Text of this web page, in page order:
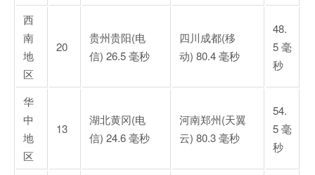
西
南
地
区
20
贵州贵阳(电
信) 26.5 毫秒
四川成都(移
动) 80.4 毫秒
48.
5 毫
秒
华
中
地
区
13
湖北黄冈(电
信) 24.6 毫秒
河南郑州(天翼
云) 80.3 毫秒
54.
5 毫
秒